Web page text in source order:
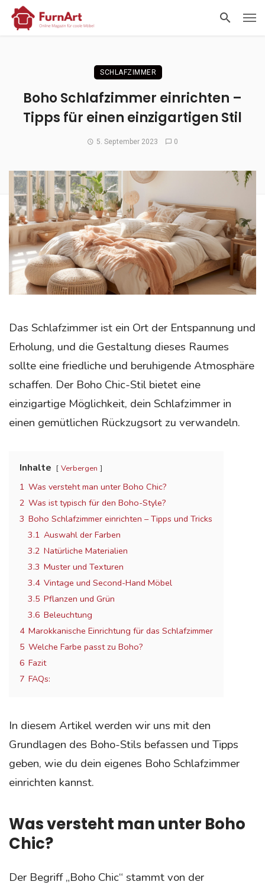
SCHLAFZIMMER
Boho Schlafzimmer einrichten –
Tipps für einen einzigartigen Stil
5. September 2023 0
Das Schlafzimmer ist ein Ort der Entspannung und
Erholung, und die Gestaltung dieses Raumes
sollte eine friedliche und beruhigende Atmosphäre
schaffen. Der Boho Chic-Stil bietet eine
einzigartige Möglichkeit, dein Schlafzimmer in
einen gemütlichen Rückzugsort zu verwandeln.
Inhalte Verbergen
1 Was versteht man unter Boho Chic?
2 Was ist typisch für den Boho-Style?
3 Boho Schlafzimmer einrichten – Tipps und Tricks
3.1 Auswahl der Farben
3.2 Natürliche Materialien
3.3 Muster und Texturen
3.4 Vintage und Second-Hand Möbel
3.5 Pflanzen und Grün
3.6 Beleuchtung
4 Marokkanische Einrichtung für das Schlafzimmer
5 Welche Farbe passt zu Boho?
6 Fazit
7 FAQs:
In diesem Artikel werden wir uns mit den
Grundlagen des Boho-Stils befassen und Tipps
geben, wie du dein eigenes Boho Schlafzimmer
einrichten kannst.
Was versteht man unter Boho
Chic?
Der Begriff „Boho Chic“ stammt von der